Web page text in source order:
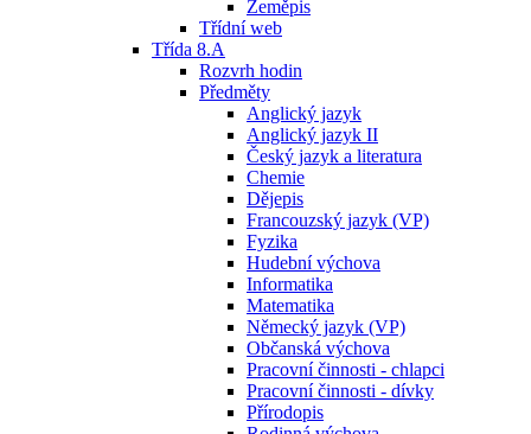
Zeměpis
Třídní web
Třída 8.A
Rozvrh hodin
Předměty
Anglický jazyk
Anglický jazyk II
Český jazyk a literatura
Chemie
Dějepis
Francouzský jazyk (VP)
Fyzika
Hudební výchova
Informatika
Matematika
Německý jazyk (VP)
Občanská výchova
Pracovní činnosti - chlapci
Pracovní činnosti - dívky
Přírodopis